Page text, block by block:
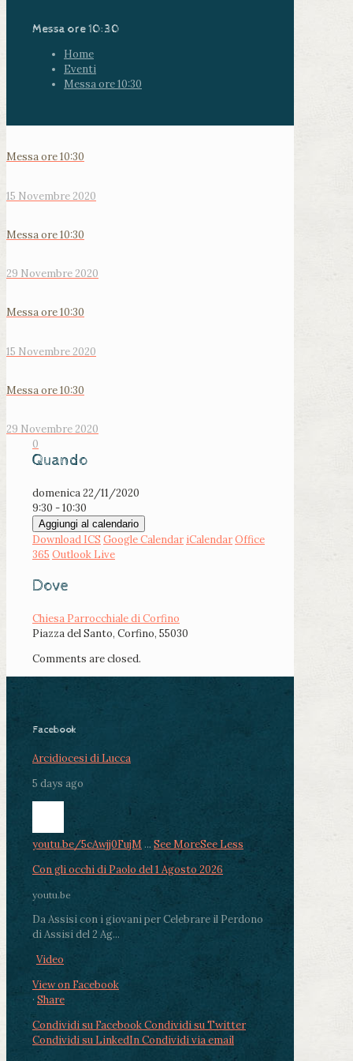
Messa ore 10:30
Home
Eventi
Messa ore 10:30
Messa ore 10:30
15 Novembre 2020
Messa ore 10:30
29 Novembre 2020
Messa ore 10:30
15 Novembre 2020
Messa ore 10:30
29 Novembre 2020
0
Quando
domenica 22/11/2020
9:30 - 10:30
Aggiungi al calendario
Download ICS Google Calendar iCalendarOffice
365 Outlook Live
Dove
Chiesa Parrocchiale di Corfino
Piazza del Santo, Corfino, 55030
Comments are closed.
Facebook
Arcidiocesi di Lucca
5 days ago
youtu.be/5cAwjj0FujM ... See MoreSee Less
Con gli occhi di Paolo del 1 Agosto 2026
youtu.be
Da Assisi con i giovani per Celebrare il Perdono
di Assisi del 2 Ag...
Video
View on Facebook
· Share
Condividi su FacebookCondividi su Twitter
Condividi su LinkedInCondividi via email